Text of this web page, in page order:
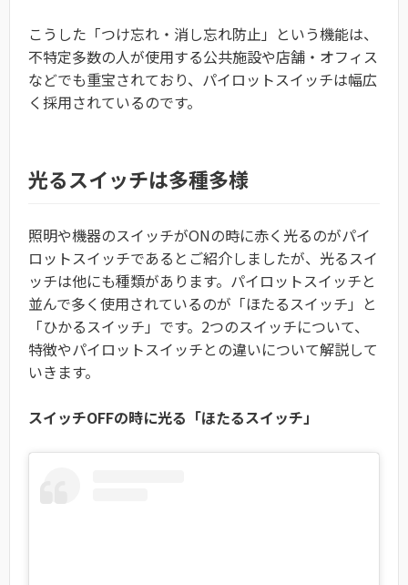
こうした「つけ忘れ・消し忘れ防止」という機能は、
不特定多数の人が使用する公共施設や店舗・オフィス
などでも重宝されており、パイロットスイッチは幅広
く採用されているのです。
光るスイッチは多種多様
照明や機器のスイッチがONの時に赤く光るのがパイ
ロットスイッチであるとご紹介しましたが、光るスイ
ッチは他にも種類があります。パイロットスイッチと
並んで多く使用されているのが「ほたるスイッチ」と
「ひかるスイッチ」です。2つのスイッチについて、
特徴やパイロットスイッチとの違いについて解説して
いきます。
スイッチOFFの時に光る「ほたるスイッチ」